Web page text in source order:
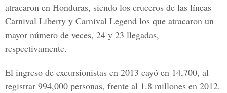
atracaron en Honduras, siendo los cruceros de las líneas
Carnival Liberty y Carnival Legend los que atracaron un
mayor número de veces, 24 y 23 llegadas,
respectivamente.
El ingreso de excursionistas en 2013 cayó en 14,700, al
registrar 994,000 personas, frente al 1.8 millones en 2012.